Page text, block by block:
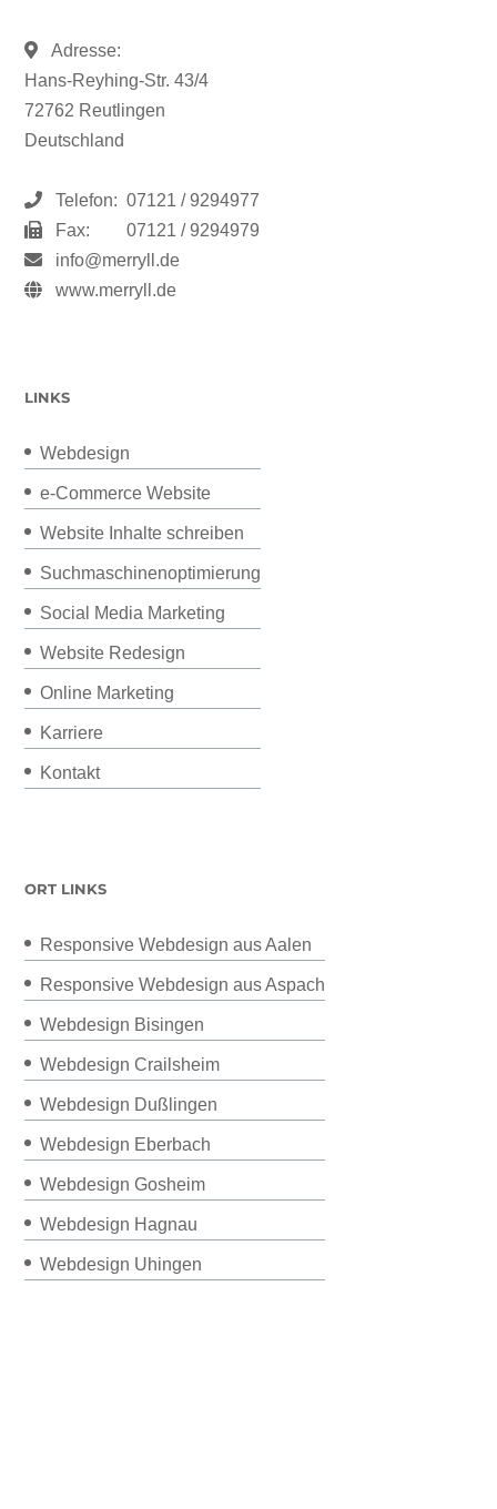
Adresse:
Hans-Reyhing-Str. 43/4
72762 Reutlingen
Deutschland
Telefon: 07121 / 9294977
Fax:
07121 / 9294979
info@merryll.de
www.merryll.de
LINKS
Webdesign
e-Commerce Website
Website Inhalte schreiben
Suchmaschinenoptimierung
Social Media Marketing
Website Redesign
Online Marketing
Karriere
Kontakt
ORT LINKS
Responsive Webdesign aus Aalen
Responsive Webdesign aus Aspach
Webdesign Bisingen
Webdesign Crailsheim
Webdesign Dußlingen
Webdesign Eberbach
Webdesign Gosheim
Webdesign Hagnau
Webdesign Uhingen